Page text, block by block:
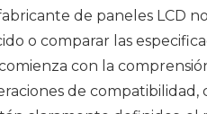
de paneles LCD
o comparar las
con la
de